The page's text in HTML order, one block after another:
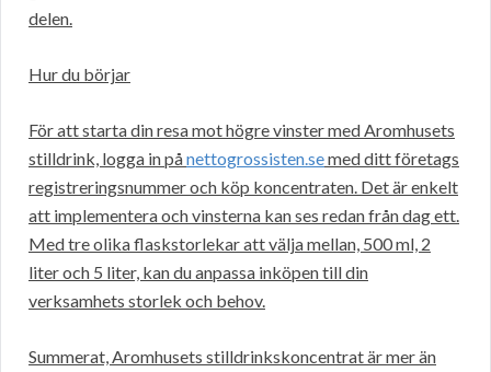
delen.
Hur du börjar
För att starta din resa mot högre vinster med Aromhusets
stilldrink, logga in pånettogrossisten.semed ditt företags
registreringsnummer och köp koncentraten. Det är enkelt
att implementera och vinsterna kan ses redan från dag ett.
Med tre olika flaskstorlekar att välja mellan, 500 ml, 2
liter och 5 liter, kan du anpassa inköpen till din
verksamhets storlek och behov.
Summerat, Aromhusets stilldrinkskoncentrat är mer än